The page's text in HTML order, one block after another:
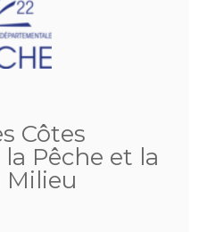
Côtes
Pêche et la
Milieu